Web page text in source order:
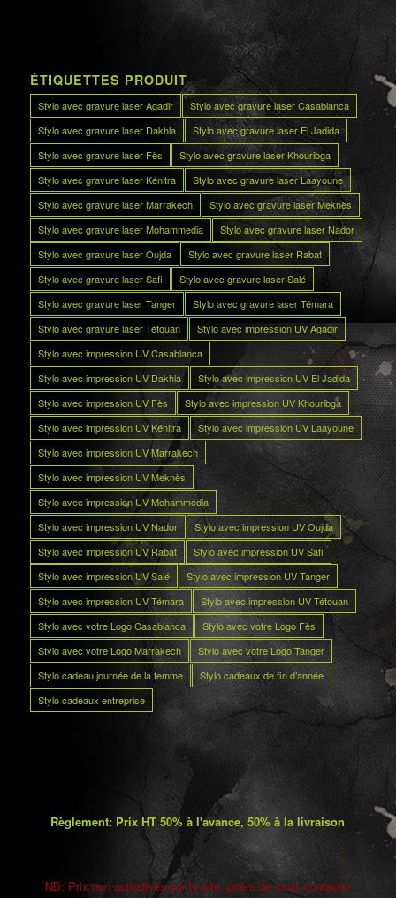
ÉTIQUETTES PRODUIT
Stylo avec gravure laser Agadir
Stylo avec gravure laser Casablanca
Stylo avec gravure laser Dakhla
Stylo avec gravure laser El Jadida
Stylo avec gravure laser Fès
Stylo avec gravure laser Khouribga
Stylo avec gravure laser Kénitra
Stylo avec gravure laser Laayoune
Stylo avec gravure laser Marrakech
Stylo avec gravure laser Meknès
Stylo avec gravure laser Mohammedia
Stylo avec gravure laser Nador
Stylo avec gravure laser Oujda
Stylo avec gravure laser Rabat
Stylo avec gravure laser Safi
Stylo avec gravure laser Salé
Stylo avec gravure laser Tanger
Stylo avec gravure laser Témara
Stylo avec gravure laser Tétouan
Stylo avec impression UV Agadir
Stylo avec impression UV Casablanca
Stylo avec impression UV Dakhla
Stylo avec impression UV El Jadida
Stylo avec impression UV Fès
Stylo avec impression UV Khouribga
Stylo avec impression UV Kénitra
Stylo avec impression UV Laayoune
Stylo avec impression UV Marrakech
Stylo avec impression UV Meknès
Stylo avec impression UV Mohammedia
Stylo avec impression UV Nador
Stylo avec impression UV Oujda
Stylo avec impression UV Rabat
Stylo avec impression UV Safi
Stylo avec impression UV Salé
Stylo avec impression UV Tanger
Stylo avec impression UV Témara
Stylo avec impression UV Tétouan
Stylo avec votre Logo Casablanca
Stylo avec votre Logo Fès
Stylo avec votre Logo Marrakech
Stylo avec votre Logo Tanger
Stylo cadeau journée de la femme
Stylo cadeaux de fin d’année
Stylo cadeaux entreprise
Règlement: Prix HT 50% à l'avance, 50% à la livraison
NB: Prix non actualisés sur le site. prière de nous contacter